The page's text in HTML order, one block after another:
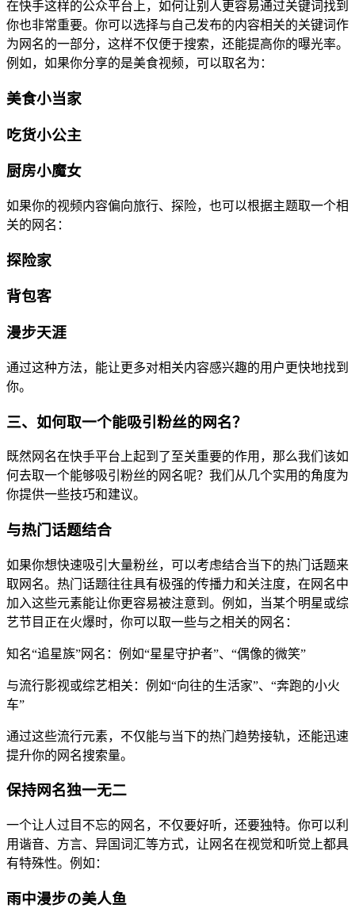
在快手这样的公众平台上，如何让别人更容易通过关键词找到
你也非常重要。你可以选择与自己发布的内容相关的关键词作
为网名的一部分，这样不仅便于搜索，还能提高你的曝光率。
例如，如果你分享的是美食视频，可以取名为：
美食小当家
吃货小公主
厨房小魔女
如果你的视频内容偏向旅行、探险，也可以根据主题取一个相
关的网名：
探险家
背包客
漫步天涯
通过这种方法，能让更多对相关内容感兴趣的用户更快地找到
你。
三、如何取一个能吸引粉丝的网名？
既然网名在快手平台上起到了至关重要的作用，那么我们该如
何去取一个能够吸引粉丝的网名呢？我们从几个实用的角度为
你提供一些技巧和建议。
与热门话题结合
如果你想快速吸引大量粉丝，可以考虑结合当下的热门话题来
取网名。热门话题往往具有极强的传播力和关注度，在网名中
加入这些元素能让你更容易被注意到。例如，当某个明星或综
艺节目正在火爆时，你可以取一些与之相关的网名：
知名“追星族”网名：例如“星星守护者”、“偶像的微笑”
与流行影视或综艺相关：例如“向往的生活家”、“奔跑的小火
车”
通过这些流行元素，不仅能与当下的热门趋势接轨，还能迅速
提升你的网名搜索量。
保持网名独一无二
一个让人过目不忘的网名，不仅要好听，还要独特。你可以利
用谐音、方言、异国词汇等方式，让网名在视觉和听觉上都具
有特殊性。例如：
雨中漫步の美人鱼